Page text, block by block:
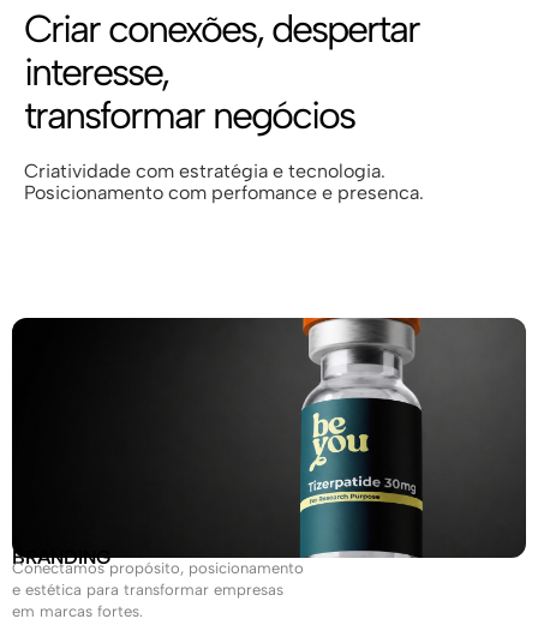
Criar conexões, despertar
interesse,
transformar negócios
Criatividade com estratégia e tecnologia.
Posicionamento com perfomance e presenca.
BRANDING
Conectamos propósito, posicionamento
e estética para transformar empresas
em marcas fortes.